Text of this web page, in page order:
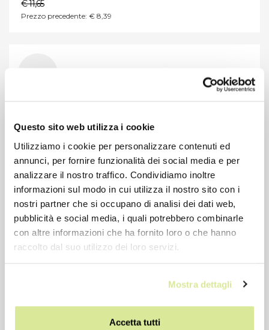
Questo sito web utilizza i cookie
Utilizziamo i cookie per personalizzare contenuti ed
annunci, per fornire funzionalità dei social media e per
analizzare il nostro traffico. Condividiamo inoltre
informazioni sul modo in cui utilizza il nostro sito con i
nostri partner che si occupano di analisi dei dati web,
pubblicità e social media, i quali potrebbero combinarle
con altre informazioni che ha fornito loro o che hanno
raccolto dal suo utilizzo dei loro servizi.
Mostra dettagli
Accetta tutti
€ 11,65
Prezzo precedente: € 8,39
Prezzo precedente: € 34,32